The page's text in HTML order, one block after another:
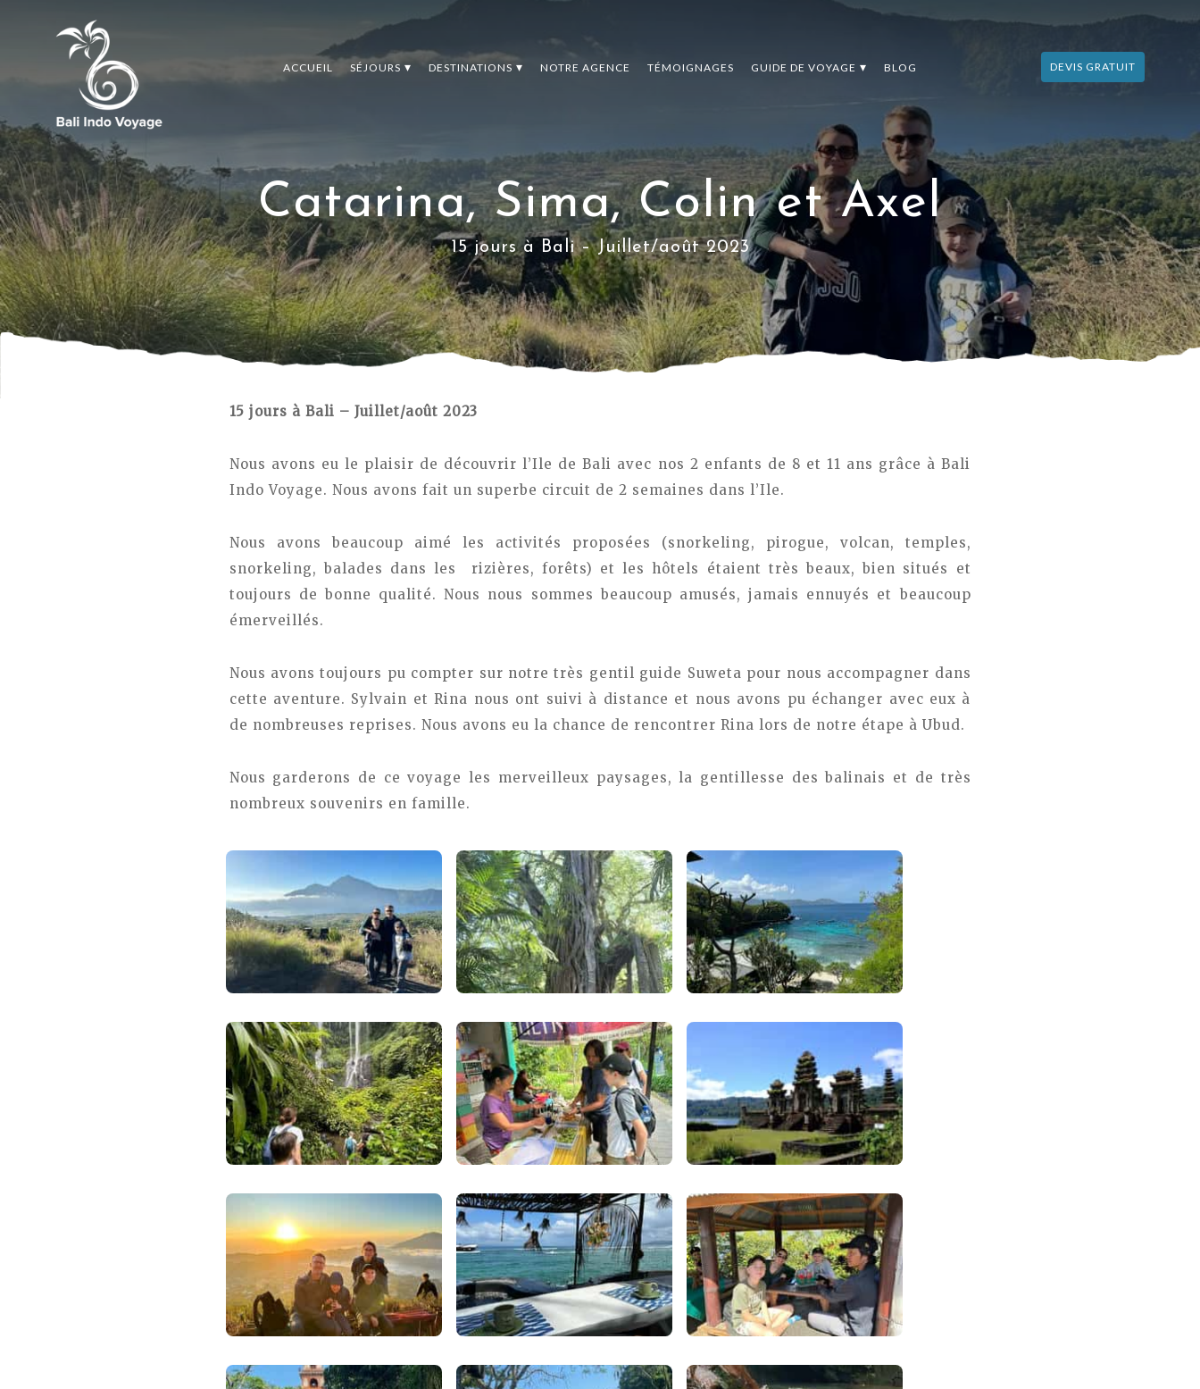
ACCUEIL SÉJOURS DESTINATIONS NOTRE AGENCE TÉMOIGNAGES GUIDE DE VOYAGE BLOG DEVIS GRATUIT
Catarina, Sima, Colin et Axel
15 jours à Bali – Juillet/août 2023
15 jours à Bali – Juillet/août 2023
Nous avons eu le plaisir de découvrir l’Ile de Bali avec nos 2 enfants de 8 et 11 ans grâce à Bali
Indo Voyage. Nous avons fait un superbe circuit de 2 semaines dans l’Ile.
Nous avons beaucoup aimé les activités proposées (snorkeling, pirogue, volcan, temples,
snorkeling, balades dans les rizières, forêts) et les hôtels étaient très beaux, bien situés et
toujours de bonne qualité. Nous nous sommes beaucoup amusés, jamais ennuyés et beaucoup
émerveillés.
Nous avons toujours pu compter sur notre très gentil guide Suweta pour nous accompagner dans
cette aventure. Sylvain et Rina nous ont suivi à distance et nous avons pu échanger avec eux à
de nombreuses reprises. Nous avons eu la chance de rencontrer Rina lors de notre étape à Ubud.
Nous garderons de ce voyage les merveilleux paysages, la gentillesse des balinais et de très
nombreux souvenirs en famille.